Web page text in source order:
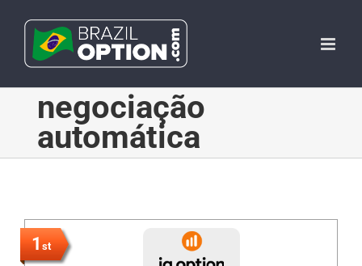
content
negociação
automática
1st